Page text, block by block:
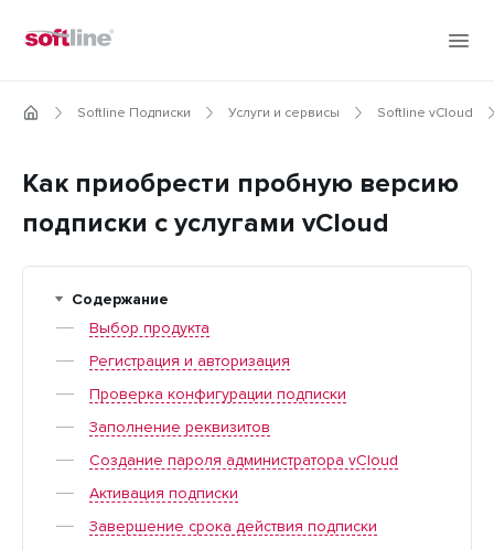
Softline Подписки Услуги и сервисы Softline vCloud
Как приобрести пробную версию
подписки с услугами vCloud
Содержание
Выбор продукта
Регистрация и авторизация
Проверка конфигурации подписки
Заполнение реквизитов
Создание пароля администратора vCloud
Активация подписки
Завершение срока действия подписки